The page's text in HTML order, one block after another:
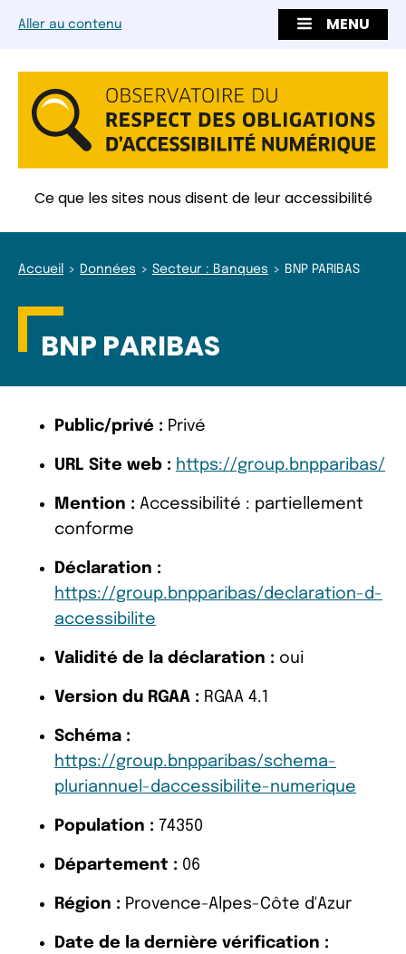
Aller au contenu MENU
Ce que les sites nous disent de leur accessibilité
Accueil Données Secteur : Banques BNP PARIBAS
BNP PARIBAS
Public/privé : Privé
URL Site web : https://group.bnpparibas/
Mention : Accessibilité : partiellement
conforme
Déclaration :
https://group.bnpparibas/declaration-d-
accessibilite
Validité de la déclaration : oui
Version du RGAA : RGAA 4.1
Schéma :
https://group.bnpparibas/schema-
pluriannuel-daccessibilite-numerique
Population : 74350
Département : 06
Région : Provence-Alpes-Côte d'Azur
Date de la dernière vérification :